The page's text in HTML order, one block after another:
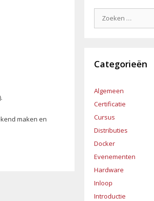
maken en
Categorieën
Algemeen
Certificatie
Cursus
Distributies
Docker
Evenementen
Hardware
Inloop
Introductie